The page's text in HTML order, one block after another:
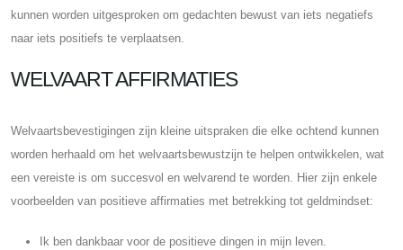
kunnen worden uitgesproken om gedachten bewust van iets negatiefs
naar iets positiefs te verplaatsen.
WELVAART AFFIRMATIES
Welvaartsbevestigingen zijn kleine uitspraken die elke ochtend kunnen
worden herhaald om het welvaartsbewustzijn te helpen ontwikkelen, wat
een vereiste is om succesvol en welvarend te worden. Hier zijn enkele
voorbeelden van positieve affirmaties met betrekking tot geldmindset:
Ik ben dankbaar voor de positieve dingen in mijn leven.